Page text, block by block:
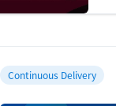
Continuous Delivery